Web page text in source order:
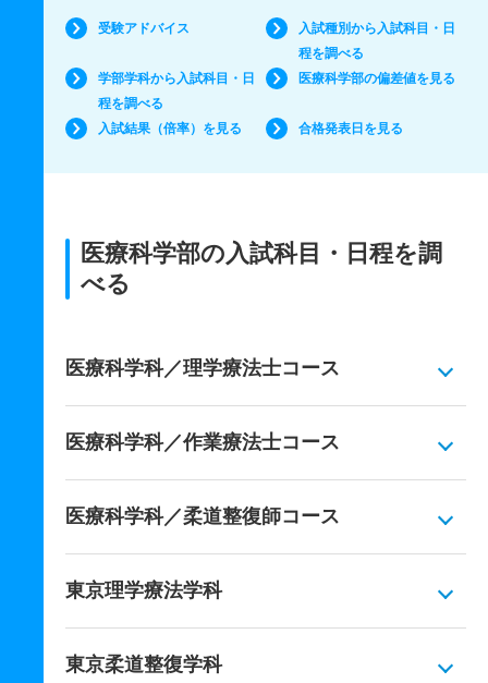
受験アドバイス
入試種別から入試科目・日
程を調べる
学部学科から入試科目・日
程を調べる
医療科学部の偏差値を見る
入試結果（倍率）を見る 合格発表日を見る
医療科学部の入試科目・日程を調
べる
医療科学科／理学療法士コース
医療科学科／作業療法士コース
医療科学科／柔道整復師コース
東京理学療法学科
東京柔道整復学科